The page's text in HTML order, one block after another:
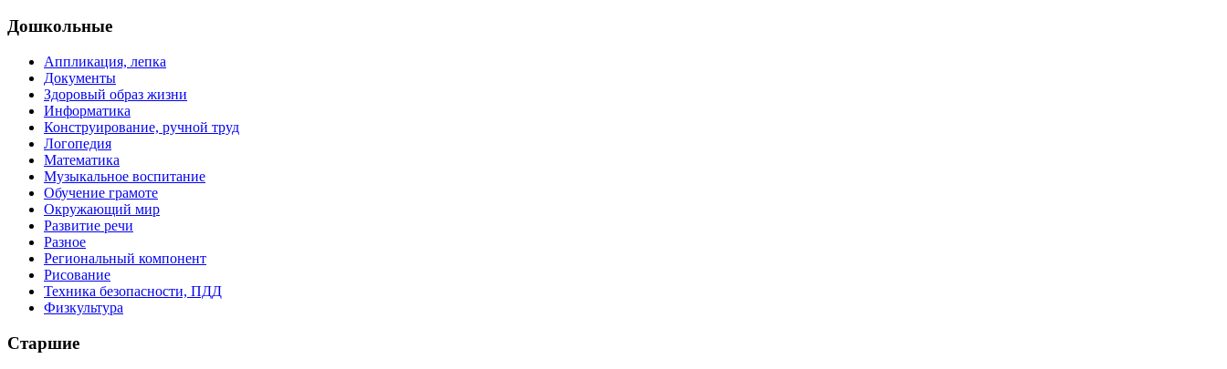
Дошкольные
Аппликация, лепка
Документы
Здоровый образ жизни
Информатика
Конструирование, ручной труд
Логопедия
Математика
Музыкальное воспитание
Обучение грамоте
Окружающий мир
Развитие речи
Разное
Региональный компонент
Рисование
Техника безопасности, ПДД
Физкультура
Старшие